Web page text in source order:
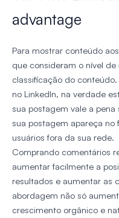
advantage
Para mostrar conteúdo
que consideram o nível
classificação do
no LinkedIn, na verdade
sua postagem vale a
sua postagem apareça
usuários fora da sua rede.
Comprando comentários
aumentar facilmente a
resultados e aumentar as
abordagem não só
crescimento orgânico e